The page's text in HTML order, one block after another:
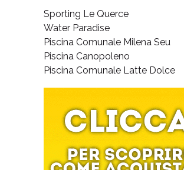
Sporting Le Querce
Water Paradise
Piscina Comunale Milena Seu
Piscina Canopoleno
Piscina Comunale Latte Dolce